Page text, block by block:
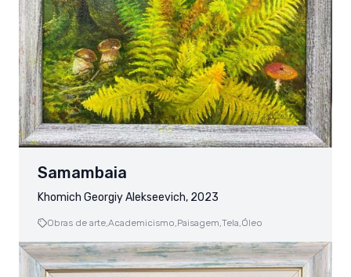
Samambaia
Khomich Georgiy Alekseevich, 2023
Obras de arte, Academicismo, Paisagem, Tela, Óleo